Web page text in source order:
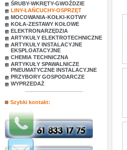
ŚRUBY-WKRĘTY-GWOŹDZIE
LINY-ŁAŃCUCHY-OSPRZĘT
MOCOWANIA-KOŁKI-KOTWY
KOŁA-ZESTAWY KOŁOWE
ELEKTRONARZĘDZIA
ARTYKUŁY ELEKTROTECHNICZNE
ARTYKUŁY INSTALACYJNE
EKSPLOATACYJNE
CHEMIA TECHNICZNA
ARTYKUŁY SPAWALNICZE
PNEUMATYCZNE INSTALACYJNE
PRZYBORY GOSPODARCZE
WYPRZEDAŻ
Szybki kontakt: